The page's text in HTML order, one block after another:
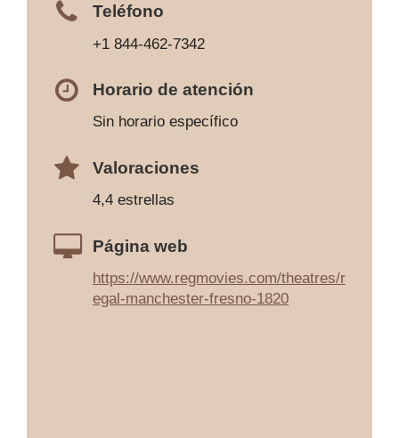
Teléfono
+1 844-462-7342
Horario de atención
Sin horario específico
Valoraciones
4,4 estrellas
Página web
https://www.regmovies.com/theatres/r
egal-manchester-fresno-1820